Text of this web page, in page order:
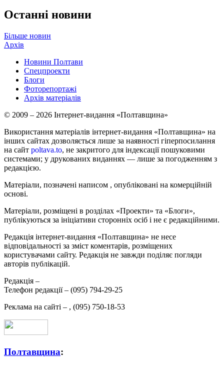
Останні новини
Більше новин
Архів
Новини Полтави
Спецпроекти
Блоги
Фоторепортажі
Архів матеріалів
© 2009 – 2026 Інтернет-видання «Полтавщина»
Використання матеріалів інтернет-видання «Полтавщина» на
інших сайтах дозволяється лише за наявності гіперпосилання
на сайт poltava.to, не закритого для індексації пошуковими
системами; у друкованих виданнях — лише за погодженням з
редакцією.
Матеріали, позначені написом , опубліковані на комерційній
основі.
Матеріали, розміщені в розділах «Проекти» та «Блоги»,
публікуються за ініціативи сторонніх осіб і не є редакційними.
Редакція інтернет-видання «Полтавщина» не несе
відповідальності за зміст коментарів, розміщених
користувачами сайту. Редакція не завжди поділяє погляди
авторів публікацій.
Редакція –
Телефон редакції – (095) 794-29-25
Реклама на сайті – , (095) 750-18-53
Полтавщина: